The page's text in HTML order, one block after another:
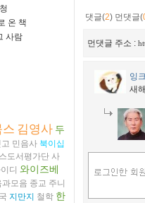
온 책
사람
스 김영사 두
민음사 북이십
도서평가단 사
디 와이즈베
과모음 종교 주니
지만지 철학 한
댓글(2) 먼댓글(
먼댓글 주소 :
잉
새